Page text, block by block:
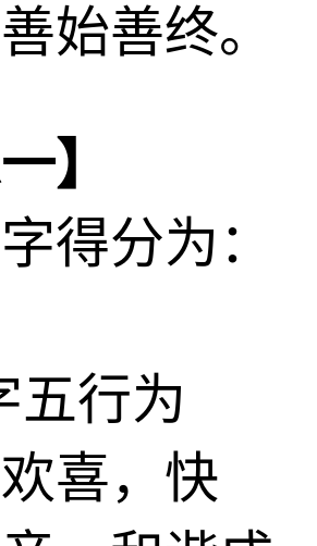
始善终。
】
分为：
五行为
喜，快